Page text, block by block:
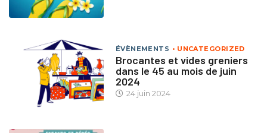
ÉVÈNEMENTS UNCATEGORIZED
Brocantes et vides greniers
dans le 45 au mois de juin
2024
24 juin 2024